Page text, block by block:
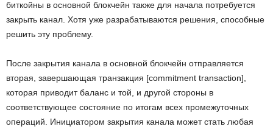
биткойны в основной блокчейн также для начала потребуется
закрыть канал. Хотя уже разрабатываются решения, способные
решить эту проблему.
После закрытия канала в основной блокчейн отправляется
вторая, завершающая транзакция [commitment transaction],
которая приводит баланс и той, и другой стороны в
соответствующее состояние по итогам всех промежуточных
операций. Инициатором закрытия канала может стать любая